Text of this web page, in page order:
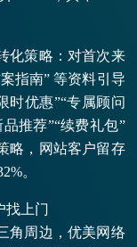
化策略：对首次来
指南” 等资料引导
时优惠”“专属顾问
推荐”“续费礼包”
略，网站客户留存
。
找上门
角周边，优美网络